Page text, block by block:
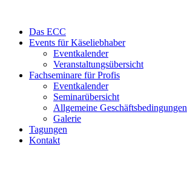
Das ECC
Events für Käseliebhaber
Eventkalender
Veranstaltungsübersicht
Fachseminare für Profis
Eventkalender
Seminarübersicht
Allgemeine Geschäftsbedingungen
Galerie
Tagungen
Kontakt